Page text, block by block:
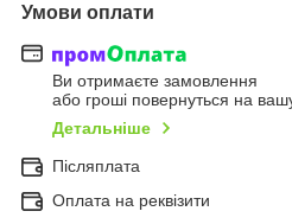
Умови оплати
Ви отримаєте замовлення
або гроші повернуться на
Детальніше
Післяплата
Оплата на реквізити